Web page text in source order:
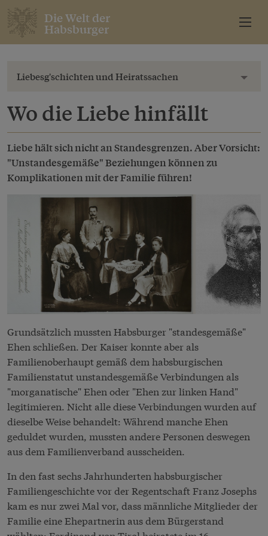
Die Welt der
Habsburger
Liebesg'schichten und Heiratssachen
Wo die Liebe hinfällt
Liebe hält sich nicht an Standesgrenzen. Aber Vorsicht:
"Unstandesgemäße" Beziehungen können zu
Komplikationen mit der Familie führen!
Grundsätzlich mussten Habsburger "standesgemäße"
Ehen schließen. Der Kaiser konnte aber als
Familienoberhaupt gemäß dem habsburgischen
Familienstatut unstandesgemäße Verbindungen als
"morganatische" Ehen oder "Ehen zur linken Hand"
legitimieren. Nicht alle diese Verbindungen wurden auf
dieselbe Weise behandelt: Während manche Ehen
geduldet wurden, mussten andere Personen deswegen
aus dem Familienverband ausscheiden.
In den fast sechs Jahrhunderten habsburgischer
Familiengeschichte vor der Regentschaft Franz Josephs
kam es nur zwei Mal vor, dass männliche Mitglieder der
Familie eine Ehepartnerin aus dem Bürgerstand